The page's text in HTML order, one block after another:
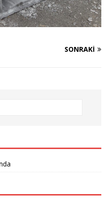
SONRAKI